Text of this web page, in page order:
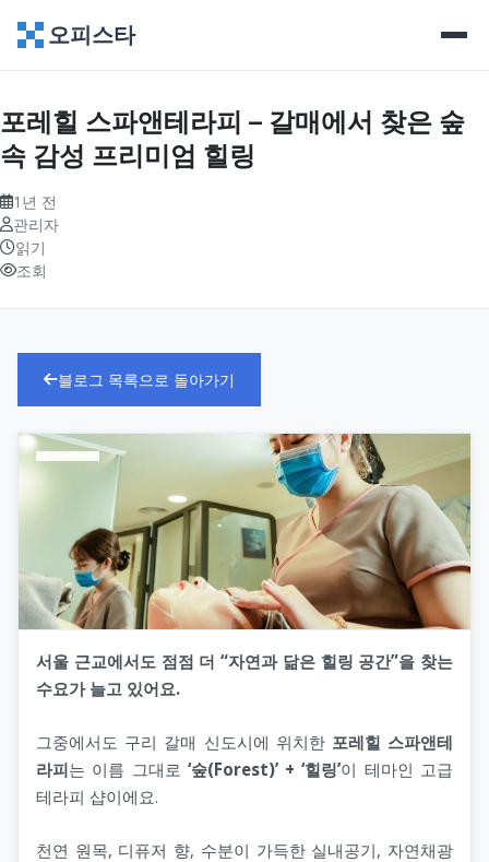
오피스타
포레힐 스파앤테라피 – 갈매에서 찾은 숲
속 감성 프리미엄 힐링
1년 전
관리자
읽기
조회
블로그 목록으로 돌아가기
서울 근교에서도 점점 더 “자연과 닮은 힐링 공간”을 찾는
수요가 늘고 있어요.
그중에서도 구리 갈매 신도시에 위치한 포레힐 스파앤테
라피는 이름 그대로 ‘숲(Forest)’ + ‘힐링’이 테마인 고급
테라피 샵이에요.
천연 원목, 디퓨저 향, 수분이 가득한 실내공기, 자연채광